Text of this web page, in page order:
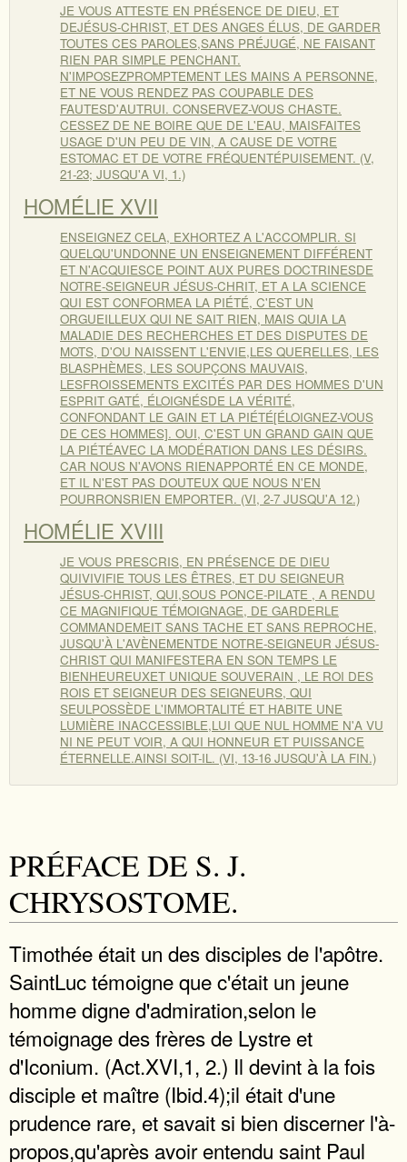
JE VOUS ATTESTE EN PRÉSENCE DE DIEU, ET
DEJÉSUS-CHRIST, ET DES ANGES ÉLUS, DE GARDER
TOUTES CES PAROLES,SANS PRÉJUGÉ, NE FAISANT
RIEN PAR SIMPLE PENCHANT.
N'IMPOSEZPROMPTEMENT LES MAINS A PERSONNE,
ET NE VOUS RENDEZ PAS COUPABLE DES
FAUTESD'AUTRUI. CONSERVEZ-VOUS CHASTE.
CESSEZ DE NE BOIRE QUE DE L'EAU, MAISFAITES
USAGE D'UN PEU DE VIN, A CAUSE DE VOTRE
ESTOMAC ET DE VOTRE FRÉQUENTÉPUISEMENT. (V,
21-23; JUSQU'A VI, 1.)
HOMÉLIE XVII
ENSEIGNEZ CELA, EXHORTEZ A L'ACCOMPLIR. SI
QUELQU'UNDONNE UN ENSEIGNEMENT DIFFÉRENT
ET N'ACQUIESCE POINT AUX PURES DOCTRINESDE
NOTRE-SEIGNEUR JÉSUS-CHRIT, ET A LA SCIENCE
QUI EST CONFORMEA LA PIÉTÉ, C'EST UN
ORGUEILLEUX QUI NE SAIT RIEN, MAIS QUIA LA
MALADIE DES RECHERCHES ET DES DISPUTES DE
MOTS, D'OU NAISSENT L'ENVIE,LES QUERELLES, LES
BLASPHÈMES, LES SOUPÇONS MAUVAIS,
LESFROISSEMENTS EXCITÉS PAR DES HOMMES D'UN
ESPRIT GATÉ, ÉLOIGNÉSDE LA VÉRITÉ,
CONFONDANT LE GAIN ET LA PIÉTÉ[ÉLOIGNEZ-VOUS
DE CES HOMMES]. OUI, C'EST UN GRAND GAIN QUE
LA PIÉTÉAVEC LA MODÉRATION DANS LES DÉSIRS.
CAR NOUS N'AVONS RIENAPPORTÉ EN CE MONDE,
ET IL N'EST PAS DOUTEUX QUE NOUS N'EN
POURRONSRIEN EMPORTER. (VI, 2-7 JUSQU'A 12.)
HOMÉLIE XVIII
JE VOUS PRESCRIS, EN PRÉSENCE DE DIEU
QUIVIVIFIE TOUS LES ÊTRES, ET DU SEIGNEUR
JÉSUS-CHRIST, QUI,SOUS PONCE-PILATE , A RENDU
CE MAGNIFIQUE TÉMOIGNAGE, DE GARDERLE
COMMANDEMEIT SANS TACHE ET SANS REPROCHE,
JUSQU'À L'AVÈNEMENTDE NOTRE-SEIGNEUR JÉSUS-
CHRIST QUI MANIFESTERA EN SON TEMPS LE
BIENHEUREUXET UNIQUE SOUVERAIN , LE ROI DES
ROIS ET SEIGNEUR DES SEIGNEURS, QUI
SEULPOSSÈDE L'IMMORTALITÉ ET HABITE UNE
LUMIÈRE INACCESSIBLE,LUI QUE NUL HOMME N'A VU
NI NE PEUT VOIR, A QUI HONNEUR ET PUISSANCE
ÉTERNELLE.AINSI SOIT-IL. (VI, 13-16 JUSQU'À LA FIN.)
PRÉFACE DE S. J.
CHRYSOSTOME.
Timothée était un des disciples de l'apôtre.
SaintLuc témoigne que c'était un jeune
homme digne d'admiration,selon le
témoignage des frères de Lystre et
d'Iconium. (Act.XVI,1, 2.) Il devint à la fois
disciple et maître (Ibid.4);il était d'une
prudence rare, et savait si bien discerner l'à-
propos,qu'après avoir entendu saint Paul